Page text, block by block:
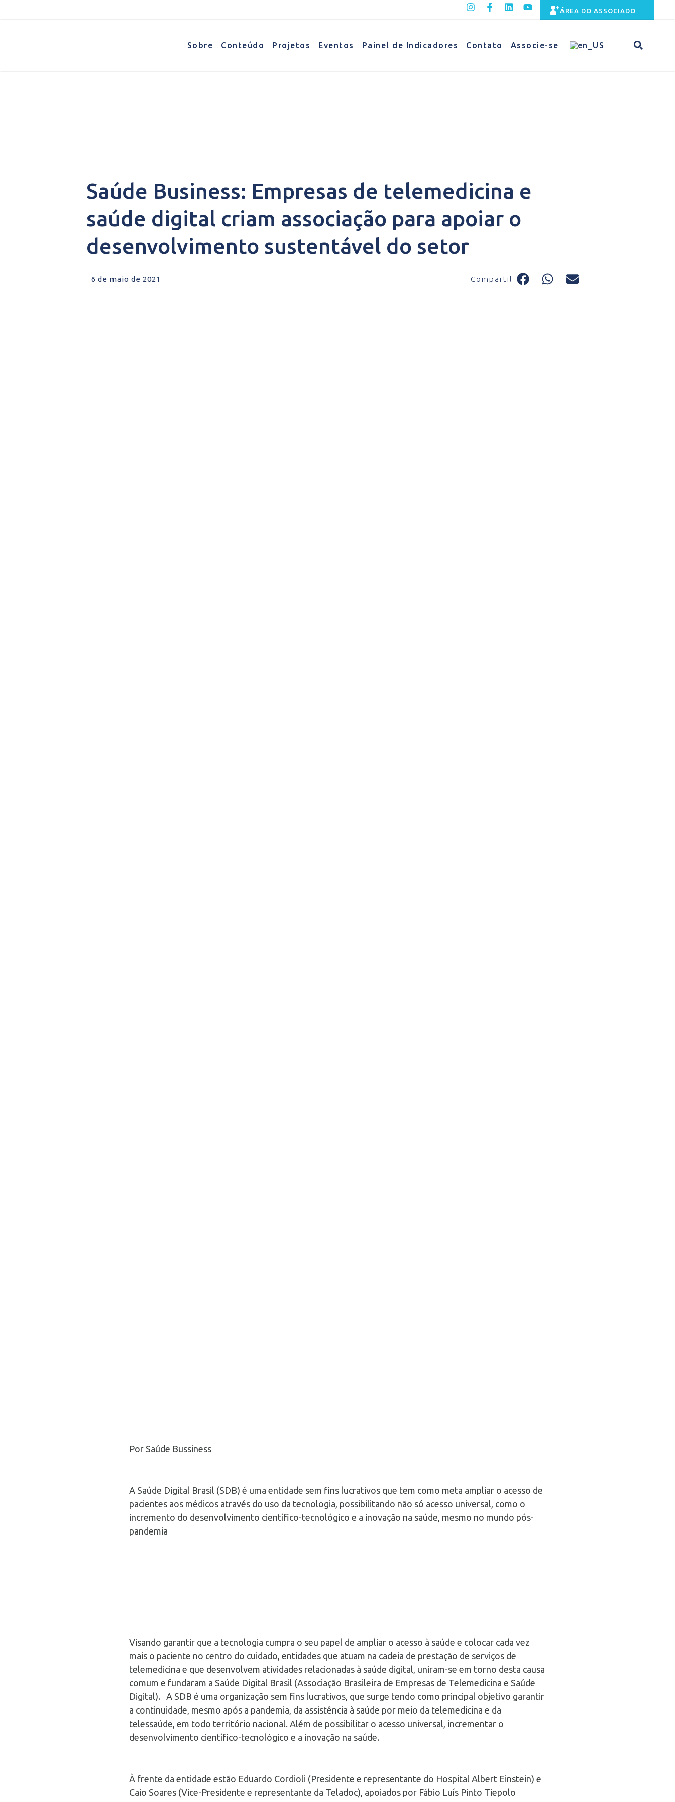
ÁREA DO ASSOCIADO
Sobre Conteúdo Projetos Eventos Painel de Indicadores Contato Associe-se
Saúde Business: Empresas de telemedicina e
saúde digital criam associação para apoiar o
desenvolvimento sustentável do setor
6 de maio de 2021 Compartilhe:
Por Saúde Bussiness
A Saúde Digital Brasil (SDB) é uma entidade sem fins lucrativos que tem como meta ampliar o acesso de
pacientes aos médicos através do uso da tecnologia, possibilitando não só acesso universal, como o
incremento do desenvolvimento científico-tecnológico e a inovação na saúde, mesmo no mundo pós-
pandemia
Visando garantir que a tecnologia cumpra o seu papel de ampliar o acesso à saúde e colocar cada vez
mais o paciente no centro do cuidado, entidades que atuam na cadeia de prestação de serviços de
telemedicina e que desenvolvem atividades relacionadas à saúde digital, uniram-se em torno desta causa
comum e fundaram a Saúde Digital Brasil (Associação Brasileira de Empresas de Telemedicina e Saúde
Digital). A SDB é uma organização sem fins lucrativos, que surge tendo como principal objetivo garantir
a continuidade, mesmo após a pandemia, da assistência à saúde por meio da telemedicina e da
telessaúde, em todo território nacional. Além de possibilitar o acesso universal, incrementar o
desenvolvimento científico-tecnológico e a inovação na saúde.
À frente da entidade estão Eduardo Cordioli (Presidente e representante do Hospital Albert Einstein) e
Caio Soares (Vice-Presidente e representante da Teladoc), apoiados por Fábio Luís Pinto Tiepolo